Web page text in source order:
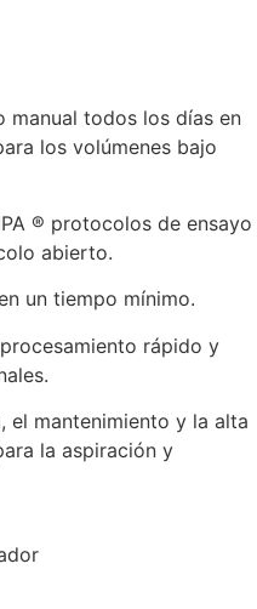
manual todos los días en
los volúmenes bajo
® protocolos de ensayo
abierto.
un tiempo mínimo.
rápido y
el mantenimiento y la alta
la aspiración y